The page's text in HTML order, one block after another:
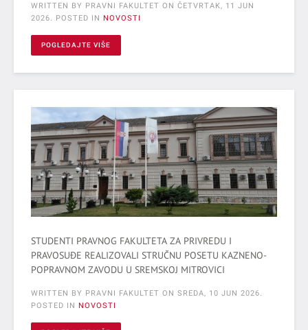
WRITTEN BY PRAVNI FAKULTET ON ČETVRTAK, 11 JUN
2026. POSTED IN NOVOSTI
POGLEDAJTE VIŠE
STUDENTI PRAVNOG FAKULTETA ZA PRIVREDU I
PRAVOSUĐE REALIZOVALI STRUČNU POSETU KAZNENO-
POPRAVNOM ZAVODU U SREMSKOJ MITROVICI
WRITTEN BY PRAVNI FAKULTET ON SREDA, 10 JUN 2026.
POSTED IN NOVOSTI